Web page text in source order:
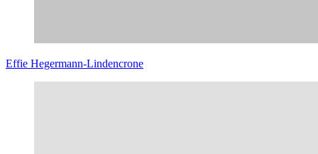
Effie Hegermann-Lindencrone